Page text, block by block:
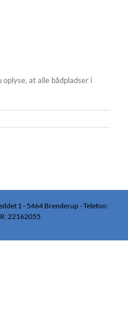
at alle bådpladser i
1 - 5464 Brenderup - Telefon:
22162055